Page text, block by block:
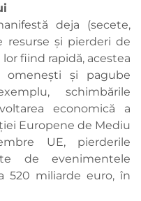
deja (secete,
resurse și pierderi de
fiind rapidă, acestea
omenești și pagube
schimbările
economică a
Europene de Mediu
UE, pierderile
de evenimentele
520 miliarde euro, în